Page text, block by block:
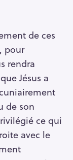
de ces
pour
rendra
Jésus a
de son
ce qui
avec le